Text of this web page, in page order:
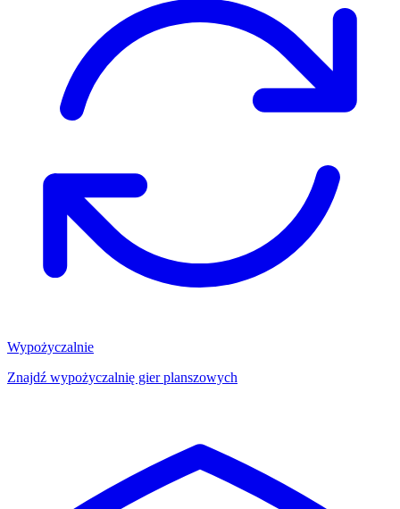
Wypożyczalnie
Znajdź wypożyczalnię gier planszowych